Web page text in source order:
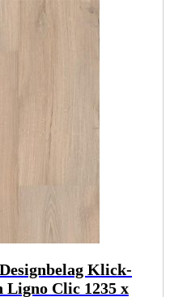
Klick-
Ligno Clic 1235 x